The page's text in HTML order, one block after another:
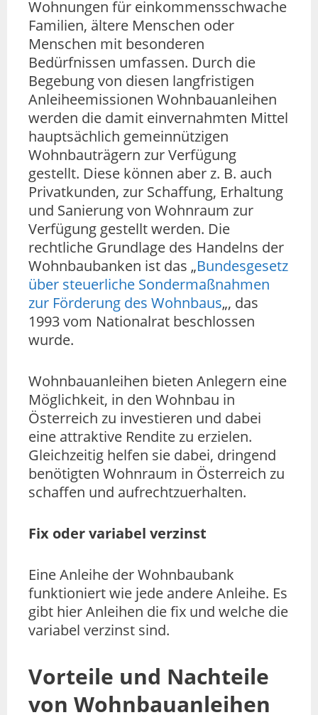
Wohnungen für einkommensschwache
Familien, ältere Menschen oder
Menschen mit besonderen
Bedürfnissen umfassen. Durch die
Begebung von diesen langfristigen
Anleiheemissionen Wohnbauanleihen
werden die damit einvernahmten Mittel
hauptsächlich gemeinnützigen
Wohnbauträgern zur Verfügung
gestellt. Diese können aber z. B. auch
Privatkunden, zur Schaffung, Erhaltung
und Sanierung von Wohnraum zur
Verfügung gestellt werden. Die
rechtliche Grundlage des Handelns der
Wohnbaubanken ist das „Bundesgesetz
über steuerliche Sondermaßnahmen
zur Förderung des Wohnbaus„, das
1993 vom Nationalrat beschlossen
wurde.
Wohnbauanleihen bieten Anlegern eine
Möglichkeit, in den Wohnbau in
Österreich zu investieren und dabei
eine attraktive Rendite zu erzielen.
Gleichzeitig helfen sie dabei, dringend
benötigten Wohnraum in Österreich zu
schaffen und aufrechtzuerhalten.
Fix oder variabel verzinst
Eine Anleihe der Wohnbaubank
funktioniert wie jede andere Anleihe. Es
gibt hier Anleihen die fix und welche die
variabel verzinst sind.
Vorteile und Nachteile
von Wohnbauanleihen